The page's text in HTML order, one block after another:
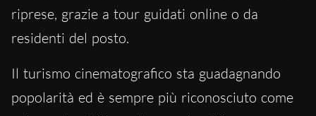
riprese, grazie a tour guidati online o da
residenti del posto.
Il turismo cinematografico sta guadagnando
popolarità ed è sempre più riconosciuto come